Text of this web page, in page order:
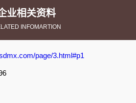
业相关资料
INFOMARTION
page/3.html#p1